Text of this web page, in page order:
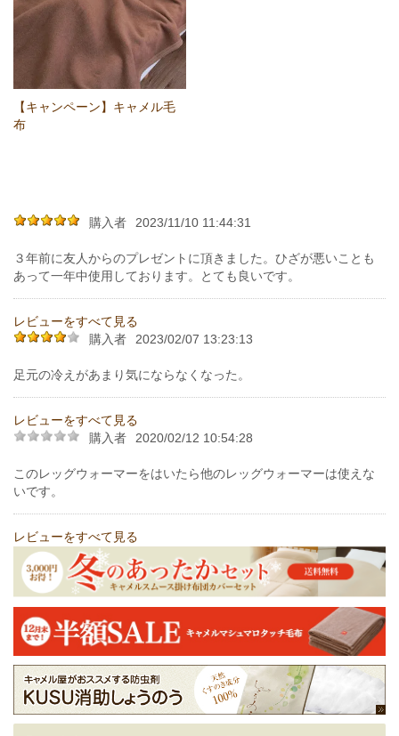
【キャンペーン】キャメル毛
布
購入者 2023/11/10 11:44:31
３年前に友人からのプレゼントに頂きました。ひざが悪いことも
あって一年中使用しております。とても良いです。
レビューをすべて見る
購入者
2023/02/07 13:23:13
足元の冷えがあまり気にならなくなった。
レビューをすべて見る
購入者
2020/02/12 10:54:28
このレッグウォーマーをはいたら他のレッグウォーマーは使えな
いです。
レビューをすべて見る